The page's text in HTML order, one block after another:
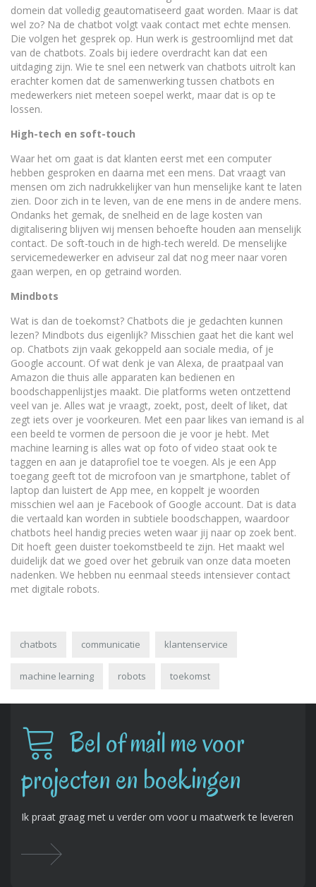
domein dat volledig geautomatiseerd gaat worden. Maar is dat
wel zo? Na de chatbot volgt vaak contact met echte mensen.
Die volgen het gesprek op. Hun werk is gestroomlijnd met dat
van de chatbots. Zoals bij iedere overdracht kan dat een
uitdaging zijn. Wie te snel een netwerk van chatbots uitrolt kan
erachter komen dat de samenwerking tussen chatbots en
medewerkers niet meteen soepel werkt, maar dat is op te
lossen.
High-tech en soft-touch
Waar het om gaat is dat klanten eerst met een computer
hebben gesproken en daarna met een mens. Dat vraagt van
mensen om zich nadrukkelijker van hun menselijke kant te laten
zien. Door zich in te leven, van de ene mens in de andere mens.
Ondanks het gemak, de snelheid en de lage kosten van
digitalisering blijven wij mensen behoefte houden aan menselijk
contact. De soft-touch in de high-tech wereld. De menselijke
servicemedewerker en adviseur zal dat nog meer naar voren
gaan werpen, en op getraind worden.
Mindbots
Wat is dan de toekomst? Chatbots die je gedachten kunnen
lezen? Mindbots dus eigenlijk? Misschien gaat het die kant wel
op. Chatbots zijn vaak gekoppeld aan sociale media, of je
Google account. Of wat denk je van Alexa, de praatpaal van
Amazon die thuis alle apparaten kan bedienen en
boodschappenlijstjes maakt. Die platforms weten ontzettend
veel van je. Alles wat je vraagt, zoekt, post, deelt of liket, dat
zegt iets over je voorkeuren. Met een paar likes van iemand is al
een beeld te vormen de persoon die je voor je hebt. Met
machine learning is alles wat op foto of video staat ook te
taggen en aan je dataprofiel toe te voegen. Als je een App
toegang geeft tot de microfoon van je smartphone, tablet of
laptop dan luistert de App mee, en koppelt je woorden
misschien wel aan je Facebook of Google account. Dat is data
die vertaald kan worden in subtiele boodschappen, waardoor
chatbots heel handig precies weten waar jij naar op zoek bent.
Dit hoeft geen duister toekomstbeeld te zijn. Het maakt wel
duidelijk dat we goed over het gebruik van onze data moeten
nadenken. We hebben nu eenmaal steeds intensiever contact
met digitale robots.
chatbots communicatie klantenservice
machine learning robots toekomst
Bel of mail me voor
projecten en boekingen
Ik praat graag met u verder om voor u maatwerk te leveren